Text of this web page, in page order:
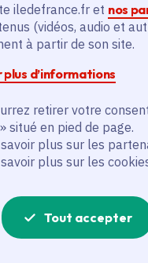
iledefrance.fr et nos
(vidéos, audio et
à partir de son site.
d’informations
retirer votre
situé en pied de page.
plus sur les
plus sur les
Tout accepter
En